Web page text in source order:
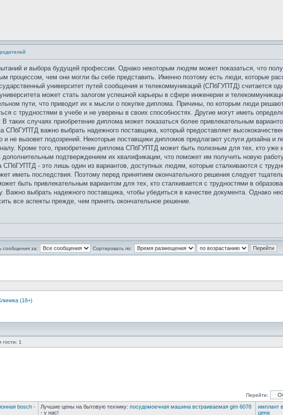
и выбора будущей профессии. Однако некоторым людям может показаться, что
процессом, чем они могли бы себе представить. Именно поэтому есть люди, которые
университет путей сообщения и телекоммуникаций (СПбГУПТД) считается
может стать залогом успешной карьеры в сфере инженерии и
пути, что приводит их к мысли о покупке диплома. Причины, по которым люди
с трудностями в учебе и не уверены в своих способностях. Другие могут иметь
В таких случаях приобретение диплома может показаться более привлекательным
СПбГУПТД важно выбрать надежного поставщика, который предоставляет
и не вызовет подозрений. Некоторые поставщики дипломов предлагают услуги дизайна и
Кроме того, приобретение диплома СПбГУПТД может быть полезным для тех, кто уже
подтверждением их квалификации, что поможет им получить новую
СПбГУПТД - это лишь один из вариантов, доступных людям, которые сталкиваются с
иметь последствия. Поэтому перед принятием окончательного решения следует
быть привлекательным вариантом для тех, кто сталкивается с трудностями в
Важно выбрать надежного поставщика, чтобы убедиться в качестве документа. Однако
все аспекты прежде, чем принять окончательное решение.
сообщения за: Сортировать по:
(18+)
1
Перейти:
bosch -
Лучшие цены на бытовую технику: посудомоечная машина встраиваемая gim 6078
- у нас!
имплант
цена